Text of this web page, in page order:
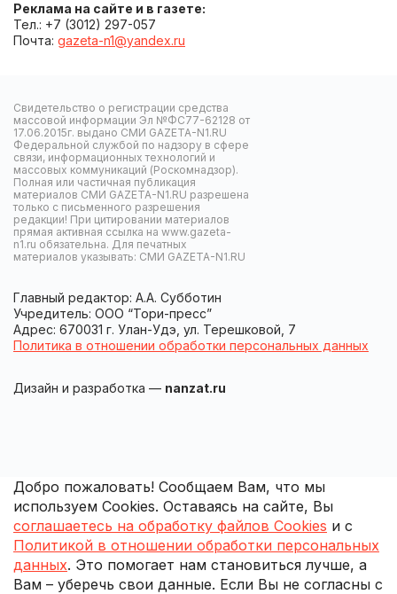
Реклама на сайте и в газете:
Тел.: +7 (3012) 297-057
Почта: gazeta-n1@yandex.ru
Свидетельство о регистрации средства
массовой информации Эл №ФС77-62128 от
17.06.2015г. выдано СМИ GAZETA-N1.RU
Федеральной службой по надзору в сфере
связи, информационных технологий и
массовых коммуникаций (Роскомнадзор).
Полная или частичная публикация
материалов СМИ GAZETA-N1.RU разрешена
только с письменного разрешения
редакции! При цитировании материалов
прямая активная ссылка на www.gazeta-
n1.ru обязательна. Для печатных
материалов указывать: СМИ GAZETA-N1.RU
Главный редактор: А.А. Субботин
Учредитель: ООО “Тори-пресс”
Адрес: 670031 г. Улан-Удэ, ул. Терешковой, 7
Политика в отношении обработки персональных данных
Дизайн и разработка — nanzat.ru
Добро пожаловать! Сообщаем Вам, что мы
используем Cookies. Оставаясь на сайте, Вы
соглашаетесь на обработку файлов Cookies и с
Политикой в отношении обработки персональных
данных. Это помогает нам становиться лучше, а
Вам – уберечь свои данные. Если Вы не согласны с